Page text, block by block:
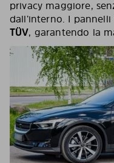
privacy maggiore,
dall’interno. I
TÜV, garantendo la